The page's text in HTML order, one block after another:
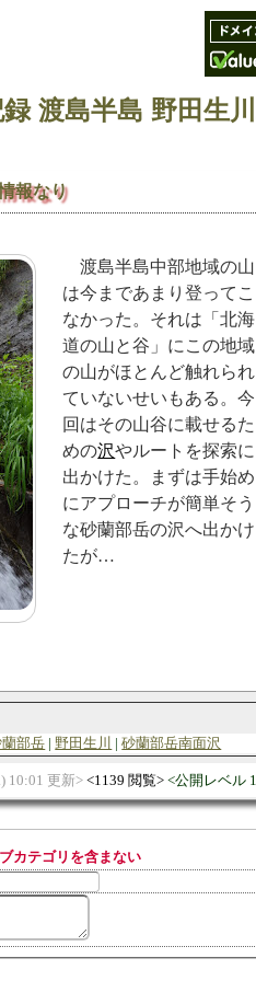
報なり
渡島半島中部地域の山
は今まであまり登ってこ
なかった。それは「北海
道の山と谷」にこの地域
の山がほとんど触れられ
ていないせいもある。今
回はその山谷に載せるた
めの沢やルートを探索に
出かけた。まずは手始め
にアプローチが簡単そう
な砂蘭部岳の沢へ出かけ
たが…
部岳 野田生川 砂蘭部岳南面沢
10:01 更新 1139 閲覧 公開レベル 1
カテゴリを含まない